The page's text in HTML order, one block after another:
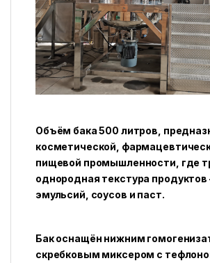
Объём бака 500 литров,
косметической,
пищевой промышленности, где
однородная текстура продуктов
эмульсий, соусов и паст.
Бак оснащён нижним
скребковым миксером с